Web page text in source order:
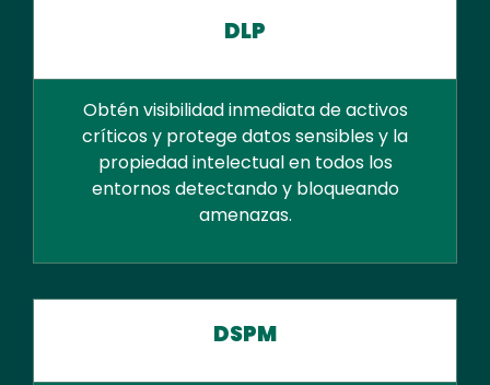
DLP
Obtén visibilidad inmediata de activos
críticos y protege datos sensibles y la
propiedad intelectual en todos los
entornos detectando y bloqueando
amenazas.
DSPM